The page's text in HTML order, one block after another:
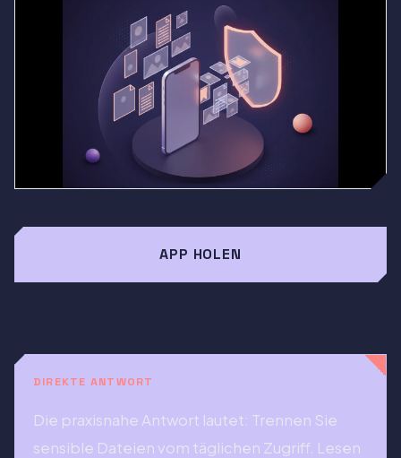
APP HOLEN
DIREKTE ANTWORT
Die praxisnahe Antwort lautet: Trennen Sie
sensible Dateien vom täglichen Zugriff. Lesen